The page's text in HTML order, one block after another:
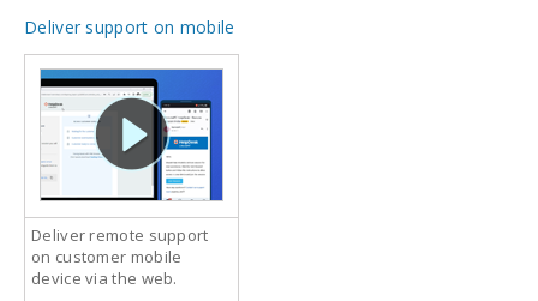
Deliver support on mobile
Deliver remote support
on customer mobile
device via the web.